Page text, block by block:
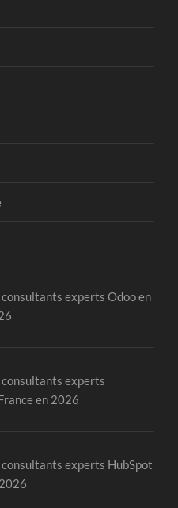
experts Odoo en
experts
en 2026
experts HubSpot